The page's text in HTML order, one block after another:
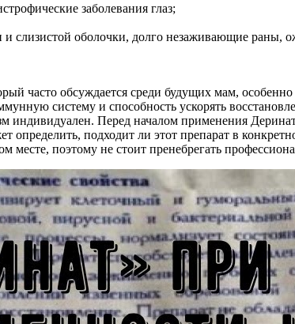
заболевания глаз;
слизистой оболочки, долго незаживающие раны,
часто обсуждается среди будущих мам,
систему и способность ускорять
индивидуален. Перед началом применения
определить, подходит ли этот препарат в
месте, поэтому не стоит пренебрегать